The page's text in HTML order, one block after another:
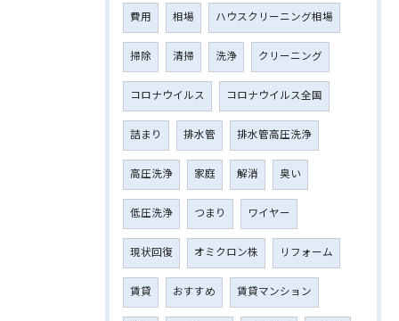
費用 相場 ハウスクリーニング相場
掃除 清掃 洗浄 クリーニング
コロナウイルス コロナウイルス全国
詰まり 排水管 排水管高圧洗浄
高圧洗浄 家庭 解消 臭い
低圧洗浄 つまり ワイヤー
現状回復 オミクロン株 リフォーム
賃貸 おすすめ 賃貸マンション